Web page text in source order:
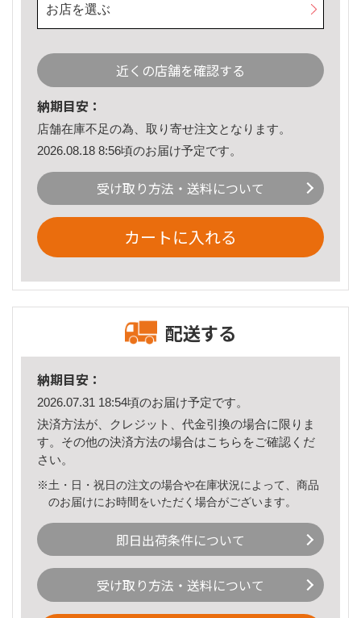
お店を選ぶ
近くの店舗を確認する
納期目安：
店舗在庫不足の為、取り寄せ注文となります。
2026.08.18 8:56頃のお届け予定です。
受け取り方法・送料について
カートに入れる
配送する
納期目安：
2026.07.31 18:54頃のお届け予定です。
決済方法が、クレジット、代金引換の場合に限りま
す。その他の決済方法の場合はこちら をご確認くだ
さい。
※土・日・祝日の注文の場合や在庫状況によって、商品
のお届けにお時間をいただく場合がございます。
即日出荷条件について
受け取り方法・送料について